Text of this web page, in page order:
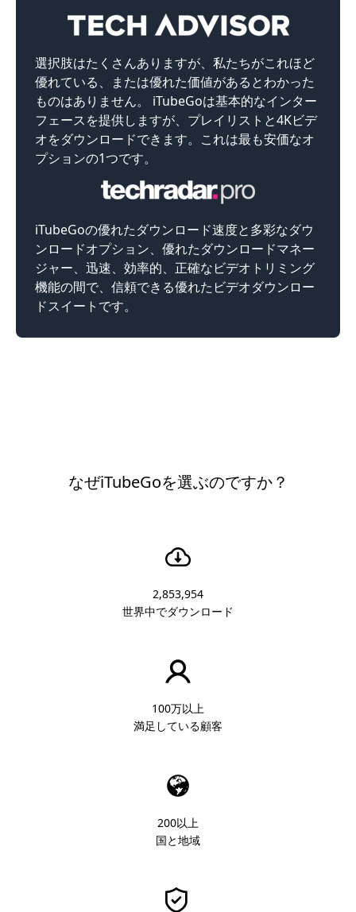
選択肢はたくさんありますが、私たちがこれほど
優れている、または優れた価値があるとわかった
ものはありません。 iTubeGoは基本的なインター
フェースを提供しますが、プレイリストと4Kビデ
オをダウンロードできます。これは最も安価なオ
プションの1つです。
iTubeGoの優れたダウンロード速度と多彩なダウ
ンロードオプション、優れたダウンロードマネー
ジャー、迅速、効率的、正確なビデオトリミング
機能の間で、信頼できる優れたビデオダウンロー
ドスイートです。
なぜiTubeGoを選ぶのですか？
2,853,954
世界中でダウンロード
100万以上
満足している顧客
200以上
国と地域